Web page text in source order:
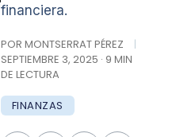
financiera.
POR MONTSERRAT PÉREZ
|
SEPTIEMBRE 3, 2025 · 9 MIN
DE LECTURA
FINANZAS